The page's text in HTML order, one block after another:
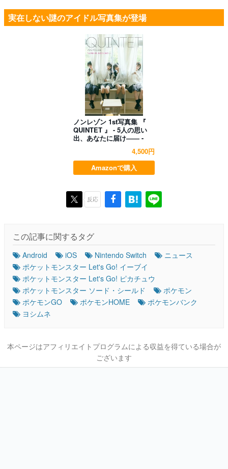
実在しない謎のアイドル写真集が登場
ノンレゾン 1st写真集 『
QUINTET 』 - 5人の思い
出、あなたに届け―― -
4,500円
Amazonで購入
反応
この記事に関するタグ
Android iOS Nintendo Switch
ニュース
ポケットモンスター Let's Go! イーブイ
ポケットモンスター Let's Go! ピカチュウ
ポケットモンスター ソード・シールド
ポケモン
ポケモンGO
ポケモンHOME
ポケモンバンク
ヨシムネ
本ページはアフィリエイトプログラムによる収益を得ている場合が
ございます